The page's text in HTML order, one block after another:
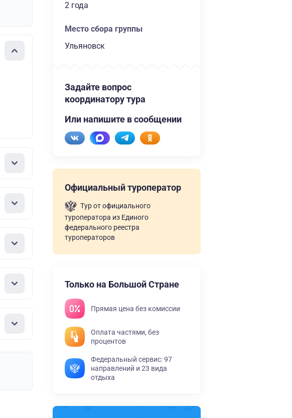
2 года
Место сбора группы
Ульяновск
Задайте вопрос
координатору тура
Или напишите в сообщении
Официальный туроператор
Тур от официального
туроператора из Единого
федерального реестра
туроператоров
Только на Большой Стране
Прямая цена без комиссии
Оплата частями, без
процентов
Федеральный сервис: 97
направлений и 23 вида
отдыха